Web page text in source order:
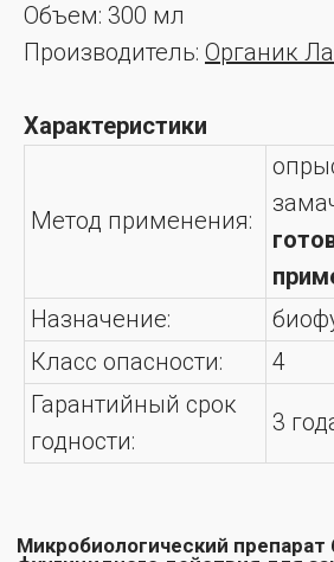
Объем: 300 мл
Производитель: Органик
Характеристики
Метод применения:
Назначение:
Класс опасности:
4
Гарантийный срок
годности:
3
Защищает от грибных и бактериальных
болезней: парши, фитофтороза,
мучнистой росы, ржавчинных болезней,
фузариоза, септориоза и др.
Обеспечивает дополнительное питание и
стимулирует рост растений
Состав:
Назначение:
Все виды комнатных и садовых
Рассада овощных, ягодных и др. культур
растений от 2-3 недель)
Микрозелень (семена, субстрат, всходы)
Эффект от использования:
Экологически безопасен для дома
среды. Сертифицирован для применения в
Микробиологический препарат
фунгицидного действия для защиты
грибных и бактериальных болезней.